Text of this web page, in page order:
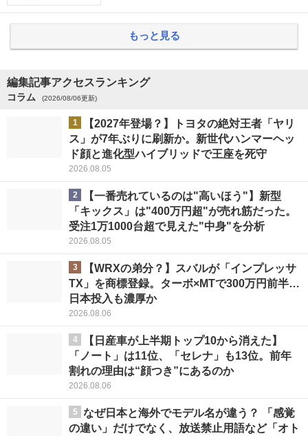
もっと見る
編集記事アクセスランキング
コラム (2026/08/06更新)
1
【2027年登場？】トヨタの絶対王者「ヤリ
ス」が7年ぶりに刷新か。新世代ハンマーヘッ
ド顔と進化型ハイブリッドで王座を死守
2026.08.05
2
【一番売れているのは"高いほう"】新型
「キックス」は"400万円超"が売れ筋だった。
受注1万1000台超で見えた"中身"を分析
2026.08.05
3
【WRXの弟分？】スバルが「インプレッサ
TX」を商標登録。ターボ×MTで300万円前半…
日本投入も濃厚か
2026.08.06
4
【日産車が上半期トップ10から消えた】
「ノート」は11位、「セレナ」も13位。前年
割れの理由は“顔つき”にあるのか
2026.08.06
5
なぜ日本と海外でモデル名が違う？ 「感覚
の違い」だけでなく、放送禁止用語など「オト